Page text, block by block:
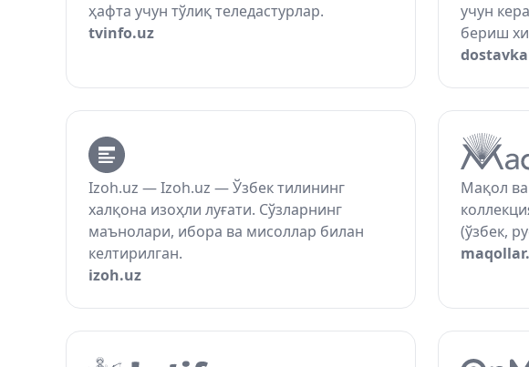
ҳафта учун тўлиқ теледастурлар.
tvinfo.uz
учун
бериш
Izoh.uz — Izoh.uz — Ўзбек тилининг
халқона изоҳли луғати. Сўзларнинг
маънолари, ибора ва мисоллар билан
келтирилган.
izoh.uz
Мақол ва
(ўзбек,